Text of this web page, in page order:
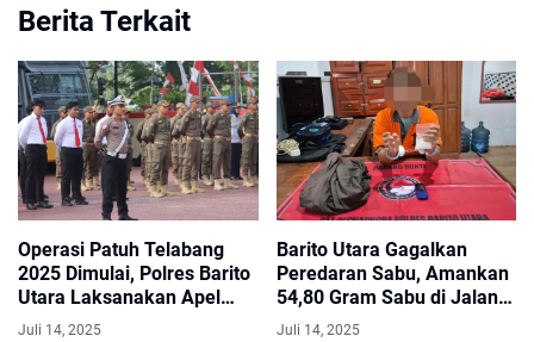
Berita Terkait
Operasi Patuh Telabang
2025 Dimulai, Polres Barito
Utara Laksanakan Apel
Gabungan Gelar Pasukan
Juli 14, 2025
Barito Utara Gagalkan
Peredaran Sabu, Amankan
54,80 Gram Sabu di Jalan
Yetro Singseng
Juli 14, 2025